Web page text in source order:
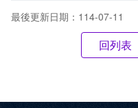
最後更新日期：114-07-11